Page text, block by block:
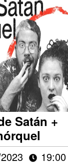
Satán +
19:00